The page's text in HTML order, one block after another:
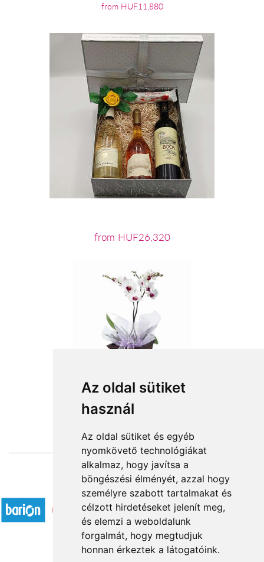
Az oldal sütiket
használ
Az oldal sütiket és egyéb
nyomkövető technológiákat
alkalmaz, hogy javítsa a
böngészési élményét, azzal hogy
személyre szabott tartalmakat és
célzott hirdetéseket jelenít meg,
és elemzi a weboldalunk
forgalmát, hogy megtudjuk
honnan érkeztek a látogatóink.
from HUF11,880
from HUF26,320
from HUF19,960
Accepted payment methods